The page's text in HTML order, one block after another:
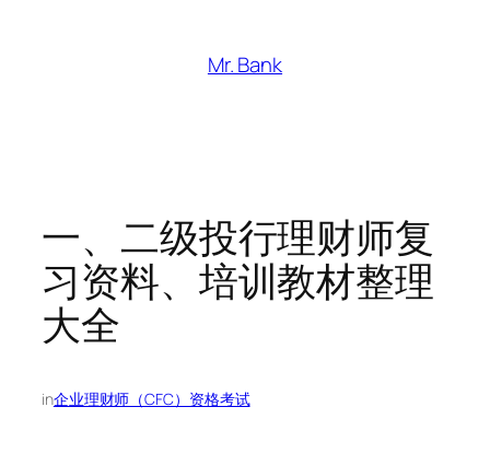
Mr. Bank
一、二级投行理财师复
习资料、培训教材整理
大全
in企业理财师（CFC）资格考试